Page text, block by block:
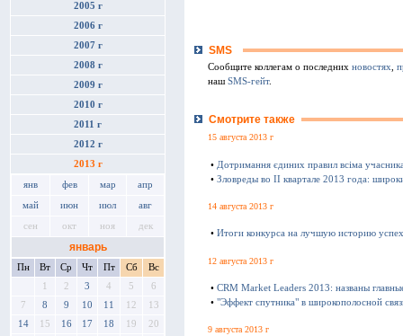
2005 г
2006 г
2007 г
2008 г
2009 г
2010 г
2011 г
2012 г
2013 г
янв фев мар апр
май июн июл авг
сен окт ноя дек
январь
Пн Вт Ср Чт Пт Сб
Вс
1
2 3 4 5
6
7
8 9 10 11 12
13
14
15 16 17 18 19
20
SMS
Сообщите коллегам о последних новостях
наш SMS-гейт.
Смотрите также
15 августа 2013 г
• Дотримання єдиних правил всіма
• Зловреды во II квартале 2013 года:
14 августа 2013 г
• Итоги конкурса на лучшую историю
12 августа 2013 г
• CRM Market Leaders 2013: названы
• "Эффект спутника" в широкополосной
9 августа 2013 г